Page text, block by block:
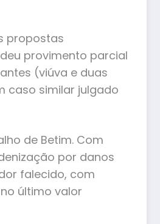
propostas
provimento parcial
(viúva e duas
caso similar julgado
de Betim. Com
por danos
falecido, com
último valor